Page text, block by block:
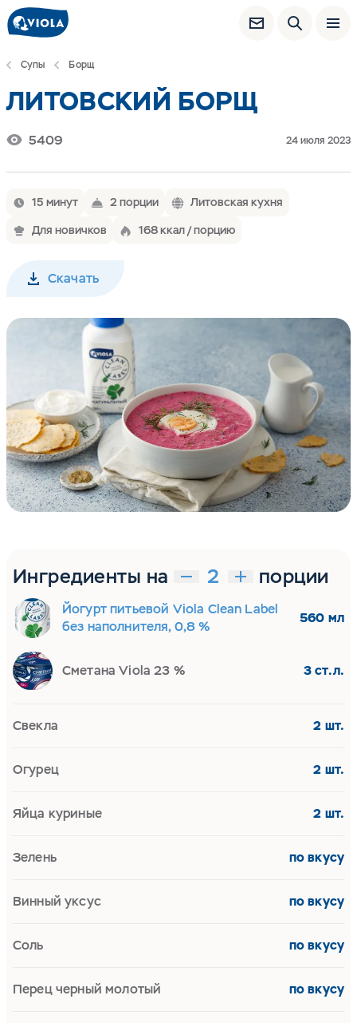
Супы Борщ
ЛИТОВСКИЙ БОРЩ
5409 24 июля 2023
15 минут 2 порции
Литовская кухня
Для новичков
168 ккал / порцию
Скачать
Ингредиенты на порции
Йогурт питьевой Viola Clean Label
без наполнителя, 0,8 %
560 мл
Сметана Viola 23 % 3 ст.л.
Свекла 2 шт.
Огурец 2 шт.
Яйца куриные 2 шт.
Зелень по вкусу
Винный уксус по вкусу
Соль по вкусу
Перец черный молотый по вкусу